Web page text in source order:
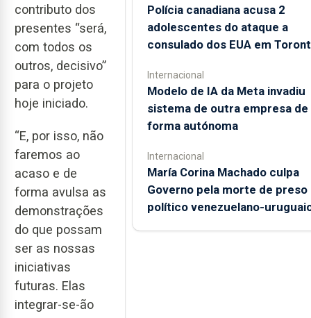
contributo dos
presentes “será,
com todos os
outros, decisivo”
para o projeto
hoje iniciado.
“E, por isso, não
faremos ao
acaso e de
forma avulsa as
demonstrações
do que possam
ser as nossas
iniciativas
futuras. Elas
integrar-se-ão
Polícia canadiana acusa 2
adolescentes do ataque a
consulado dos EUA em
Internacional
Modelo de IA da Meta invadiu
sistema de outra empresa de
forma autónoma
Internacional
María Corina Machado culpa
Governo pela morte de preso
político venezuelano-